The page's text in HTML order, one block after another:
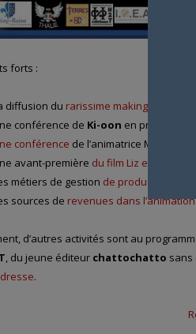
forts :
diffusion du rarissime making-of de
conférence de Ki-oon en présence
conférence de l’animatrice Masako
avant-première du film Liz et l’oiseau
métiers de gestion de production dans
sources de revenues dans
d’autres activités sont au
, du jeune éditeur chattochatto sans
.